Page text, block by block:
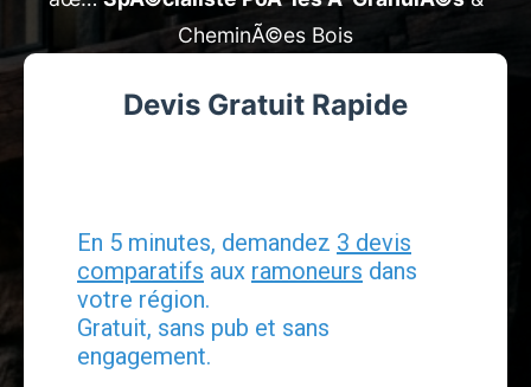
CheminÃ©es Bois
Devis Gratuit Rapide
En 5 minutes, demandez 3 devis
comparatifs aux ramoneurs dans
votre région.
Gratuit, sans pub et sans
engagement.